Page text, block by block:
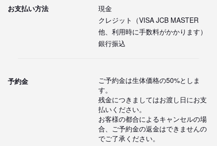
お支払い方法
現金
クレジット（VISA JCB MASTER
他、利用時に手数料がかかります）
銀行振込
予約金
ご予約金は生体価格の50%としま
す。
残金につきましてはお渡し日にお支
払いください。
お客様の都合によるキャンセルの場
合、ご予約金の返金はできませんの
でご了承ください。